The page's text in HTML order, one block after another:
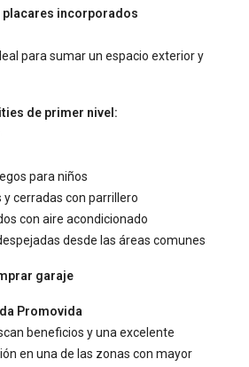
incorporados
para sumar un espacio exterior y
de primer nivel:
para niños
cerradas con parrillero
con aire acondicionado
desde las áreas comunes
garaje
Promovida
beneficios y una excelente
en una de las zonas con mayor